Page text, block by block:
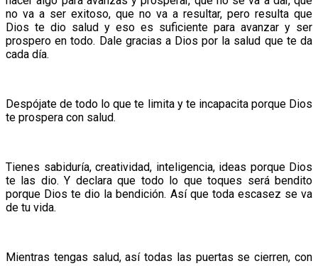
no va a ser exitoso, que no va a resultar, pero resulta que
Dios te dio salud y eso es suficiente para avanzar y ser
prospero en todo. Dale gracias a Dios por la salud que te da
cada día.
Despójate de todo lo que te limita y te incapacita porque Dios
te prospera con salud.
Tienes sabiduría, creatividad, inteligencia, ideas porque Dios
te las dio. Y declara que todo lo que toques será bendito
porque Dios te dio la bendición. Así que toda escasez se va
de tu vida.
Mientras tengas salud, así todas las puertas se cierren, con